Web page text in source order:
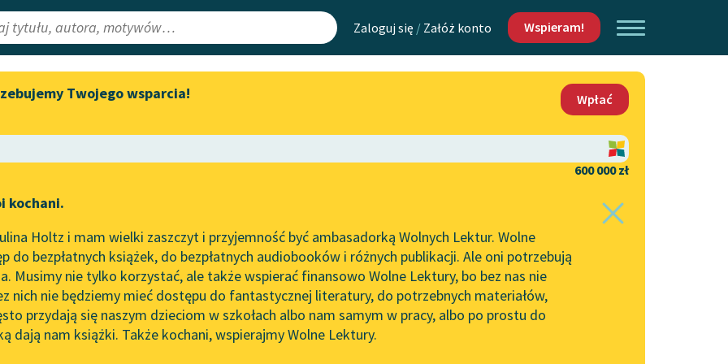
Zaloguj się / Załóż konto Wspieram!
Lektury
redakcyjne
Aktualności
„Prokurator Alicja Horn” do
literatury skandynawskiej
Spotkanie z Katarzyną Tunkiel
w Oslo
102. lata temu zmarł Joseph
Conrad
Mapa Wolnych Lektur
Leśmianator
API
OAI-PMH
Widget Wolnych Lektur
Kontakt
O projekcie
Zasady wykorzystania
Wolnych Lektur
Logotypy
Materiały promocyjne
Twojego wsparcia!
Wpłać
600 000 zł
kochani.
Holtz i mam wielki zaszczyt i przyjemność być ambasadorką Wolnych Lektur. Wolne
do bezpłatnych książek, do bezpłatnych audiobooków i różnych publikacji. Ale oni potrzebują
Musimy nie tylko korzystać, ale także wspierać finansowo Wolne Lektury, bo bez nas nie
nich nie będziemy mieć dostępu do fantastycznej literatury, do potrzebnych materiałów,
przydają się naszym dzieciom w szkołach albo nam samym w pracy, albo po prostu do
dają nam książki. Także kochani, wspierajmy Wolne Lektury.
Marcel Proust✖